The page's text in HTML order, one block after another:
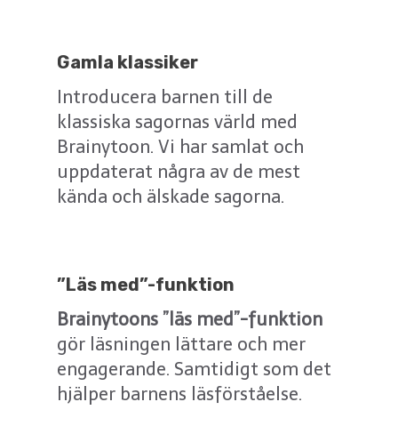
Gamla klassiker
Introducera barnen till de
klassiska sagornas värld med
Brainytoon. Vi har samlat och
uppdaterat några av de mest
kända och älskade sagorna.
”Läs med”-funktion
Brainytoons ”läs med”-funktion
gör läsningen lättare och mer
engagerande. Samtidigt som det
hjälper barnens läsförståelse.